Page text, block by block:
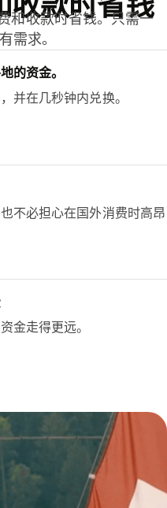
和收款时省钱。只需一
需求。
的资金。
并在几秒钟内兑换。
不必担心在国外消费时高昂
金走得更远。